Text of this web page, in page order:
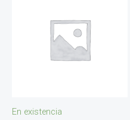
En existencia